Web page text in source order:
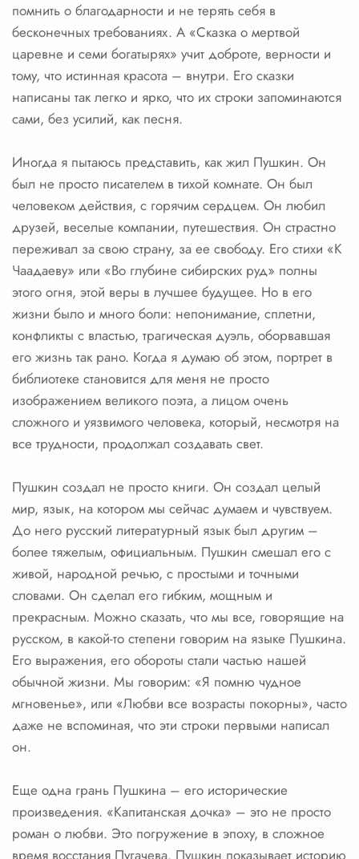
помнить о благодарности и не терять себя в
бесконечных требованиях. А «Сказка о мертвой
царевне и семи богатырях» учит доброте, верности и
тому, что истинная красота – внутри. Его сказки
написаны так легко и ярко, что их строки запоминаются
сами, без усилий, как песня.
Иногда я пытаюсь представить, как жил Пушкин. Он
был не просто писателем в тихой комнате. Он был
человеком действия, с горячим сердцем. Он любил
друзей, веселые компании, путешествия. Он страстно
переживал за свою страну, за ее свободу. Его стихи «К
Чаадаеву» или «Во глубине сибирских руд» полны
этого огня, этой веры в лучшее будущее. Но в его
жизни было и много боли: непонимание, сплетни,
конфликты с властью, трагическая дуэль, оборвавшая
его жизнь так рано. Когда я думаю об этом, портрет в
библиотеке становится для меня не просто
изображением великого поэта, а лицом очень
сложного и уязвимого человека, который, несмотря на
все трудности, продолжал создавать свет.
Пушкин создал не просто книги. Он создал целый
мир, язык, на котором мы сейчас думаем и чувствуем.
До него русский литературный язык был другим –
более тяжелым, официальным. Пушкин смешал его с
живой, народной речью, с простыми и точными
словами. Он сделал его гибким, мощным и
прекрасным. Можно сказать, что мы все, говорящие на
русском, в какой-то степени говорим на языке Пушкина.
Его выражения, его обороты стали частью нашей
обычной жизни. Мы говорим: «Я помню чудное
мгновенье», или «Любви все возрасты покорны», часто
даже не вспоминая, что эти строки первыми написал
он.
Еще одна грань Пушкина – его исторические
произведения. «Капитанская дочка» – это не просто
роман о любви. Это погружение в эпоху, в сложное
время восстания Пугачева. Пушкин показывает историю